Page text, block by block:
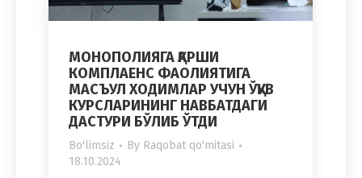
МОНОПОЛИЯГА ҚАРШИ
КОМПЛАЕНС ФАОЛИЯТИГА
МАСЪУЛ ХОДИМЛАР УЧУН ЎҚУВ
КУРСЛАРИНИНГ НАВБАТДАГИ
ДАСТУРИ БЎЛИБ ЎТДИ
Bo'limsiz By Raqobat qo'mitasi
18.10.2024